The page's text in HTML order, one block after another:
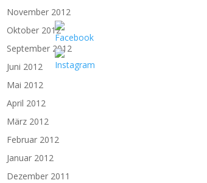
November 2012
Oktober 2012
September 2012
Juni 2012
Mai 2012
April 2012
März 2012
Februar 2012
Januar 2012
Dezember 2011